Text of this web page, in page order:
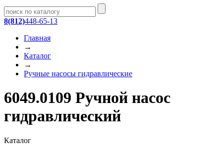
8(812)448-65-13
Главная
→
Каталог
→
Ручные насосы гидравлические
6049.0109 Ручной насос
гидравлический
Каталог